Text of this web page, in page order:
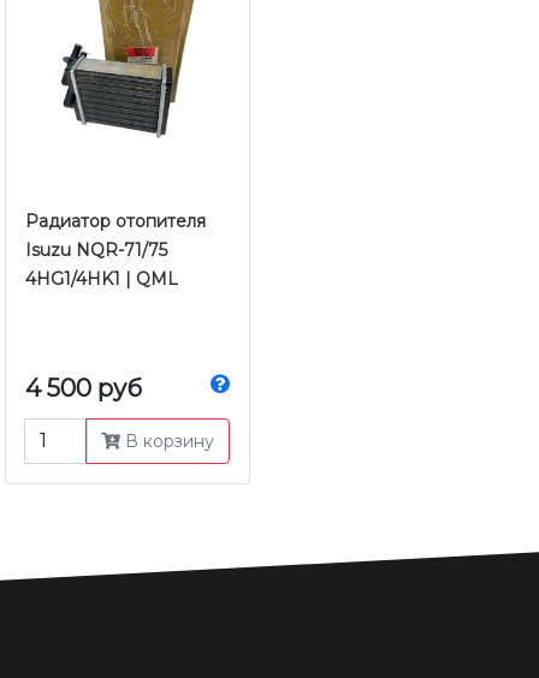
Радиатор отопителя
Isuzu NQR-71/75
4HG1/4HK1 | QML
4 500 руб
В корзину